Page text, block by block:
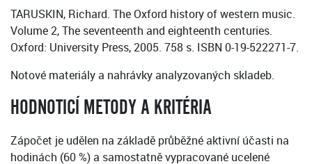
TARUSKIN, Richard. The Oxford history of western music.
Volume 2, The seventeenth and eighteenth centuries.
Oxford: University Press, 2005. 758 s. ISBN 0-19-522271-7.
Notové materiály a nahrávky analyzovaných skladeb.
HODNOTICÍ METODY A KRITÉRIA
Zápočet je udělen na základě průběžné aktivní účasti na
hodinách (60 %) a samostatně vypracované ucelené